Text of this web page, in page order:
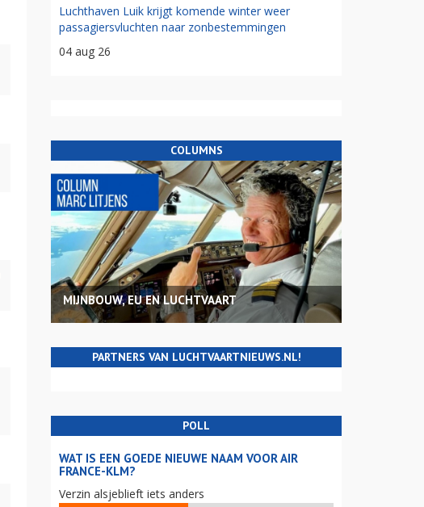
Luchthaven Luik krijgt komende winter weer
passagiersvluchten naar zonbestemmingen
04 aug 26
COLUMNS
MIJNBOUW, EU EN LUCHTVAART
PARTNERS VAN LUCHTVAARTNIEUWS.NL!
POLL
WAT IS EEN GOEDE NIEUWE NAAM VOOR AIR
FRANCE-KLM?
Verzin alsjeblieft iets anders